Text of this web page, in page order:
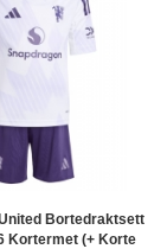
Bortedraktsett
Kortermet (+ Korte